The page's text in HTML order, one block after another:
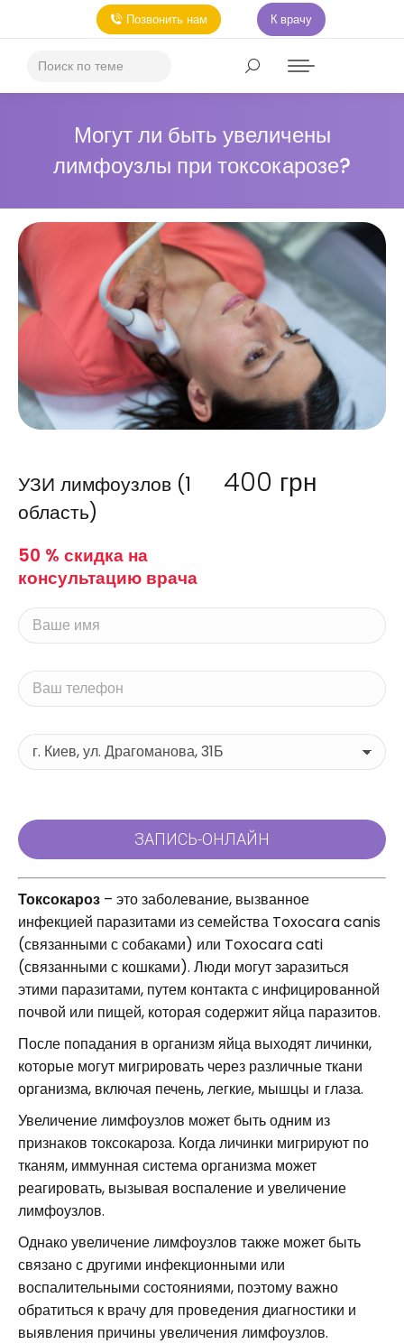
Позвонить нам К врачу
Могут ли быть увеличены
лимфоузлы при токсокарозе?
УЗИ лимфоузлов (1
область)
400 грн
50 % скидка на
консультацию врача
Токсокароз – это заболевание, вызванное
инфекцией паразитами из семейства Toxocara canis
(связанными с собаками) или Toxocara cati
(связанными с кошками). Люди могут заразиться
этими паразитами, путем контакта с инфицированной
почвой или пищей, которая содержит яйца паразитов.
После попадания в организм яйца выходят личинки,
которые могут мигрировать через различные ткани
организма, включая печень, легкие, мышцы и глаза.
Увеличение лимфоузлов может быть одним из
признаков токсокароза. Когда личинки мигрируют по
тканям, иммунная система организма может
реагировать, вызывая воспаление и увеличение
лимфоузлов.
Однако увеличение лимфоузлов также может быть
связано с другими инфекционными или
воспалительными состояниями, поэтому важно
обратиться к врачу для проведения диагностики и
выявления причины увеличения лимфоузлов.